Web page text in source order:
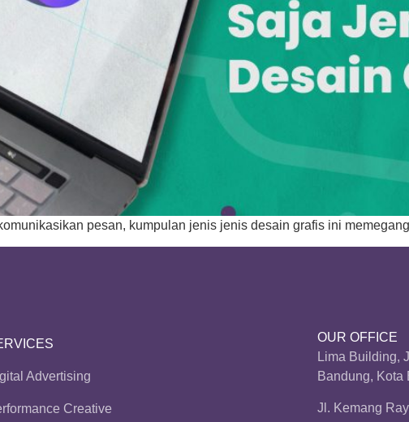
pesan, kumpulan jenis jenis desain grafis ini
Advertising
Creative
OUR OFFICE
Lima Building,
Bandung, Kota
Jl. Kemang